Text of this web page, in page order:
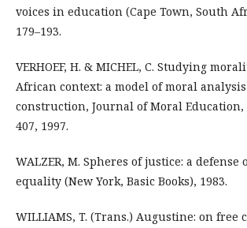
voices in education (Cape Town, South
179–193.
VERHOEF, H. & MICHEL, C. Studying
African context: a model of moral
construction, Journal of Moral Education,
407, 1997.
WALZER, M. Spheres of justice: a
equality (New York, Basic Books), 1983.
WILLIAMS, T. (Trans.) Augustine: on free